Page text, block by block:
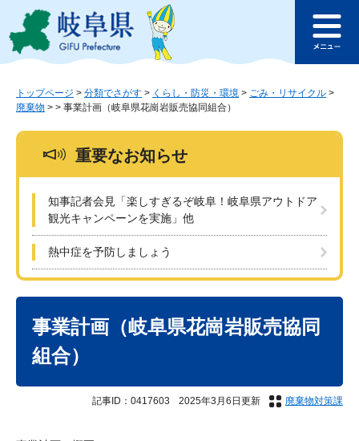
ジ
ュ
このページの本文へ
ュ
トップページ > 分類でさがす > くらし・防災・環境 > ごみ・リサイクル >
廃棄物 > > 事業計画（岐阜県花崗岩販売協同組合）
重要なお知らせ
知事記者会見「楽しすぎるぞ岐阜！岐阜県アウトドア
観光キャンペーンを実施」他
熱中症を予防しましょう
事業計画（岐阜県花崗岩販売協同
組合）
記事ID：0417603 2025年3月6日更新 廃棄物対策課